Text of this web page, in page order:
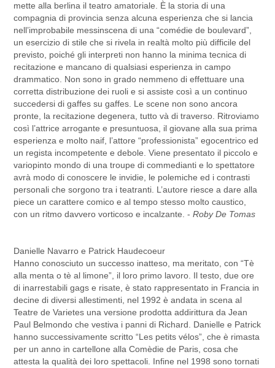
mette alla berlina il teatro amatoriale. È la storia di una
compagnia di provincia senza alcuna esperienza che si lancia
nell’improbabile messinscena di una “comédie de boulevard”,
un esercizio di stile che si rivela in realtà molto più difficile del
previsto, poiché gli interpreti non hanno la minima tecnica di
recitazione e mancano di qualsiasi esperienza in campo
drammatico. Non sono in grado nemmeno di effettuare una
corretta distribuzione dei ruoli e si assiste così a un continuo
succedersi di gaffes su gaffes. Le scene non sono ancora
pronte, la recitazione degenera, tutto và di traverso. Ritroviamo
così l’attrice arrogante e presuntuosa, il giovane alla sua prima
esperienza e molto naif, l’attore “professionista” egocentrico ed
un regista incompetente e debole. Viene presentato il piccolo e
variopinto mondo di una troupe di commedianti e lo spettatore
avrà modo di conoscere le invidie, le polemiche ed i contrasti
personali che sorgono tra i teatranti. L’autore riesce a dare alla
piece un carattere comico e al tempo stesso molto caustico,
con un ritmo davvero vorticoso e incalzante. - Roby De Tomas
Danielle Navarro e Patrick Haudecoeur
Hanno conosciuto un successo inatteso, ma meritato, con “Tè
alla menta o tè al limone”, il loro primo lavoro. Il testo, due ore
di inarrestabili gags e risate, è stato rappresentato in Francia in
decine di diversi allestimenti, nel 1992 è andata in scena al
Teatre de Varietes una versione prodotta addirittura da Jean
Paul Belmondo che vestiva i panni di Richard. Danielle e Patrick
hanno successivamente scritto “Les petits vélos”, che è rimasta
per un anno in cartellone alla Comèdie de Paris, cosa che
attesta la qualità dei loro spettacoli. Infine nel 1998 sono tornati